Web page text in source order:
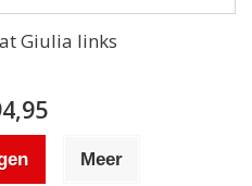
Giulia links
Meer